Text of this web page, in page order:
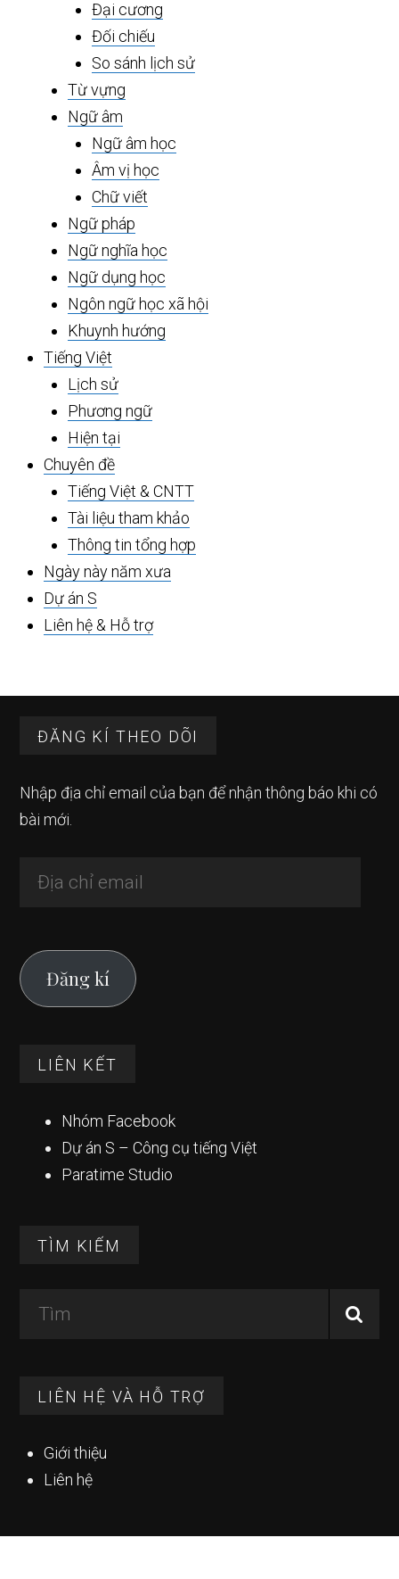
Đại cương
Đối chiếu
So sánh lịch sử
Từ vựng
Ngữ âm
Ngữ âm học
Âm vị học
Chữ viết
Ngữ pháp
Ngữ nghĩa học
Ngữ dụng học
Ngôn ngữ học xã hội
Khuynh hướng
Tiếng Việt
Lịch sử
Phương ngữ
Hiện tại
Chuyên đề
Tiếng Việt & CNTT
Tài liệu tham khảo
Thông tin tổng hợp
Ngày này năm xưa
Dự án S
Liên hệ & Hỗ trợ
Footer
ĐĂNG KÍ THEO DÕI
Nhập địa chỉ email của bạn để nhận thông báo khi có
bài mới.
Đăng kí
LIÊN KẾT
Nhóm Facebook
Dự án S – Công cụ tiếng Việt
Paratime Studio
TÌM KIẾM
LIÊN HỆ VÀ HỖ TRỢ
Giới thiệu
Liên hệ